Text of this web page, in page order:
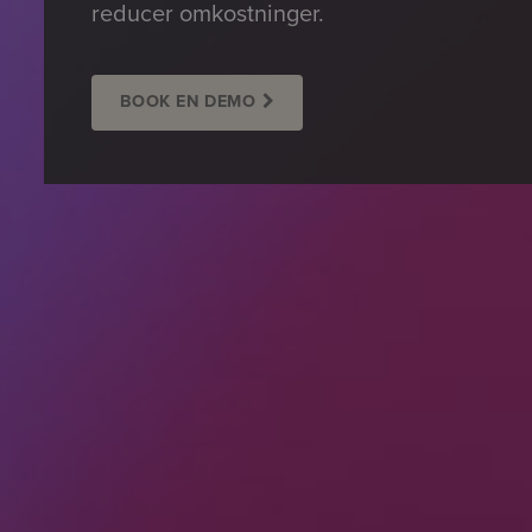
reducer omkostninger.
BOOK EN DEMO